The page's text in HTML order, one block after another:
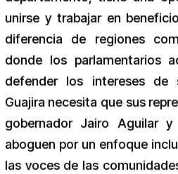
unirse y trabajar en
diferencia de regiones
donde los parlamentarios
defender los intereses de
Guajira necesita que sus
gobernador Jairo Aguilar
aboguen por un enfoque
las voces de las